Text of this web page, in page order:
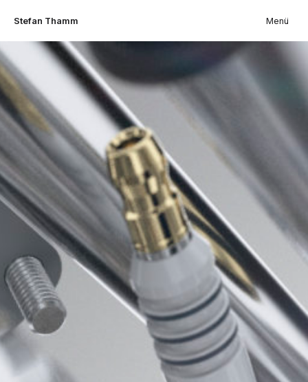
Stefan Thamm Menü